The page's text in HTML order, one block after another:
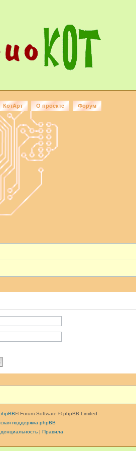
КотАрт О проекте Форум
® Forum Software © phpBB Limited
поддержка phpBB
| Правила